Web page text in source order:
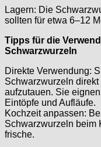
Lagern: Die
sollten für etwa 6–12
Tipps für die
Schwarzwurzeln
Direkte Verwendung:
Schwarzwurzeln
aufzutauen. Sie
Eintöpfe und Aufläufe.
Kochzeit anpassen:
Schwarzwurzeln beim
frische.